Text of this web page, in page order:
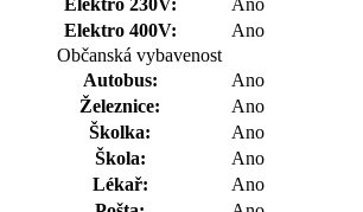
Elektro 230V:
Ano
Elektro 400V:
Ano
Občanská vybavenost
Autobus:
Ano
Železnice:
Ano
Školka:
Ano
Škola:
Ano
Lékař:
Ano